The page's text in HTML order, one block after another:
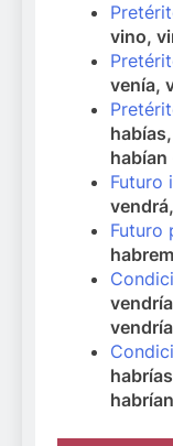
vino,
venía,
habían
Futuro
Futuro